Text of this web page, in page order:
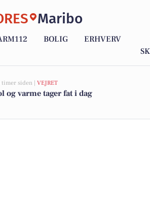
Maribo
BOLIG ERHVERV
timer siden | VEJRET
og varme tager fat i dag